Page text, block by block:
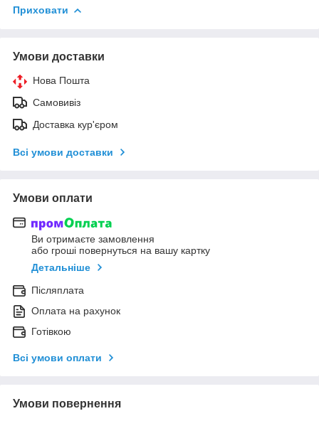
Приховати
Умови доставки
Нова Пошта
Самовивіз
Доставка кур'єром
Всі умови доставки
Умови оплати
Ви отримаєте замовлення
або гроші повернуться на вашу картку
Детальніше
Післяплата
Оплата на рахунок
Готівкою
Всі умови оплати
Умови повернення